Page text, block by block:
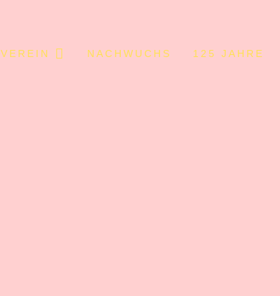
VEREIN NACHWUCHS 125 JAHRE